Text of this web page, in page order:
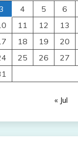
3
4 5 6
11 12 13
18 19 20
25 26 27
« Jul